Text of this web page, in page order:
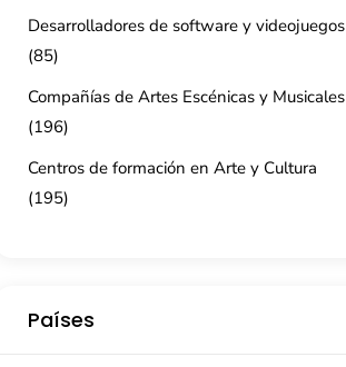
Desarrolladores de software y videojuegos
(85)
Compañías de Artes Escénicas y Musicales
(196)
Centros de formación en Arte y Cultura
(195)
Países